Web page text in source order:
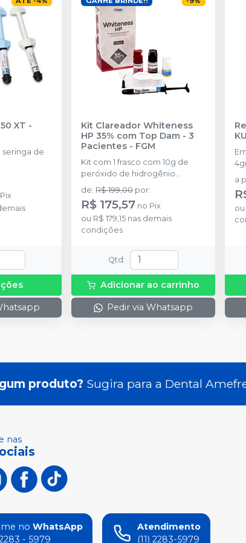
XT -
seringa de
Pix
Kit Clareador Whiteness
HP 35% com Top Dam - 3
Pacientes - FGM
Kit com 1 frasco com 10g de
peróxido de hidrogênio
concentrado + 1 frasco com 5g
de espessante + 1 frasco com
2g de solução Neutralize
(neutralizante de peróxidos) + 1
espátula e uma placa para
de:R$ 199,00 por:
R$ 175,57 no Pix
ou R$ 179,15 nas demais
condições
Qtd :
Adicionar ao carrinho
Pedir via Whatsapp
a
ou
produto? Sugira para a Dental
nas
no WhatsApp
2283 - 5979
Atendimento
(11) 2283-5979